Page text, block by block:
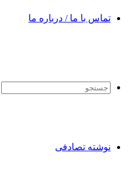
تماس با ما / درباره ما
نوشته تصادفی